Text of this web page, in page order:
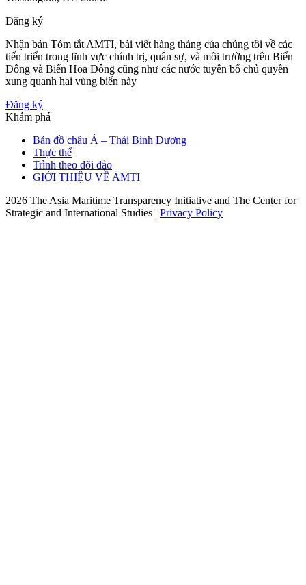
Đăng ký
Nhận bản Tóm tắt AMTI, bài viết hàng tháng của chúng tôi về các
tiến triển trong lĩnh vực chính trị, quân sự, và môi trường trên Biển
Đông và Biển Hoa Đông cũng như các nước tuyên bố chủ quyền
xung quanh hai vùng biển này
Đăng ký
Khám phá
Bản đồ châu Á – Thái Bình Dương
Thực thể
Trình theo dõi đảo
GIỚI THIỆU VỀ AMTI
2026 The Asia Maritime Transparency Initiative and The Center for
Strategic and International Studies | Privacy Policy